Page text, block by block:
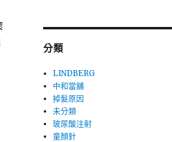
分類
LINDBERG
中和當舖
掉髮原因
未分類
玻尿酸注射
童顏針